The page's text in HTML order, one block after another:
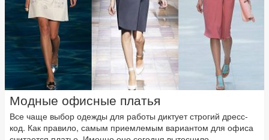
Модные офисные платья
Все чаще выбор одежды для работы диктует строгий дресс-
код. Как правило, самым приемлемым вариантом для офиса